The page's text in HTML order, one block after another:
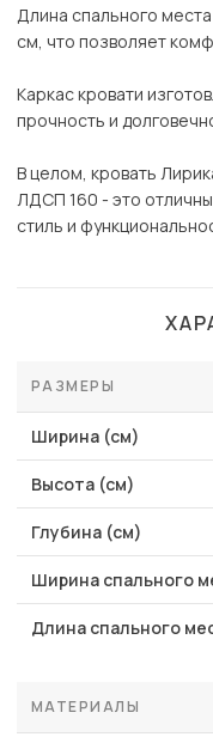
Длина спального
см, что позволяет
Каркас кровати
прочность и
В целом, кровать
ЛДСП 160 - это
стиль и
РАЗМЕРЫ
Ширина (см)
Высота (см)
Глубина (см)
Ширина спального
Длина спального
МАТЕРИАЛЫ